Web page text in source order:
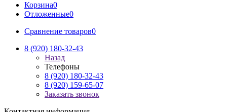
Корзина0
Отложенные0
Сравнение товаров0
8 (920) 180-32-43
Назад
Телефоны
8 (920) 180-32-43
8 (920) 159-65-07
Заказать звонок